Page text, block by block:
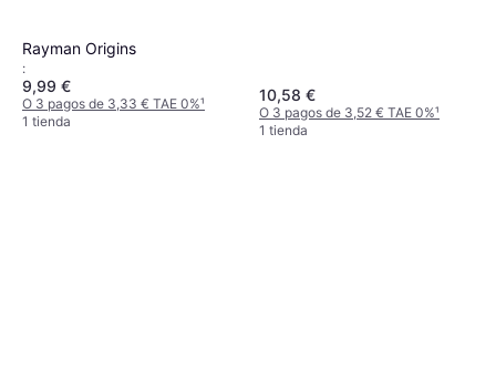
Rayman Origins
:
9,99 €
O 3 pagos de 3,33 € TAE 0%¹
1 tienda
10,58 €
O 3 pagos de 3,52 € TAE 0%¹
1 tienda